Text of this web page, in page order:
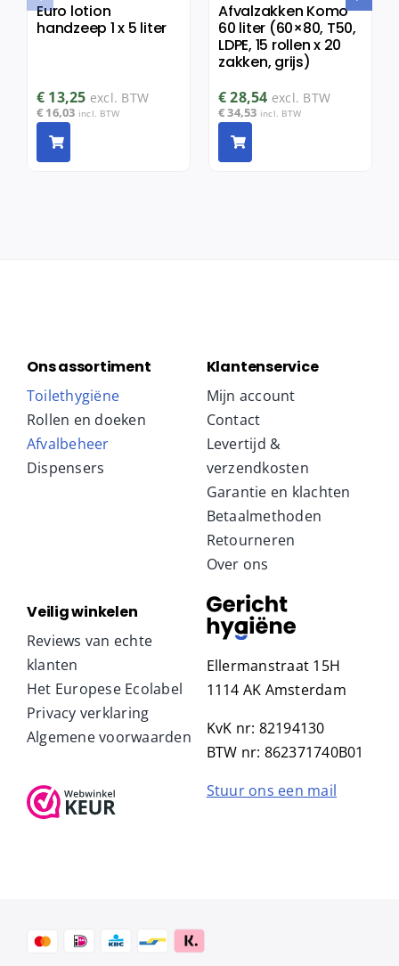
Euro lotion
handzeep 1 x 5 liter
€ 13,25 excl. BTW
€ 16,03 incl. BTW
Afvalzakken Komo
60 liter (60×80, T50,
LDPE, 15 rollen x 20
zakken, grijs)
€28,54 excl. BTW
€34,53 incl. BTW
Ons assortiment
Toilethygiëne
Rollen en doeken
Afvalbeheer
Dispensers
Klantenservice
Mijn account
Contact
Levertijd &
verzendkosten
Garantie en klachten
Betaalmethoden
Retourneren
Over ons
Veilig winkelen
Reviews van echte
klanten
Het Europese Ecolabel
Privacy verklaring
Algemene voorwaarden
Ellermanstraat 15H
1114 AK Amsterdam
KvK nr: 82194130
BTW nr: 862371740B01
Stuur ons een mail